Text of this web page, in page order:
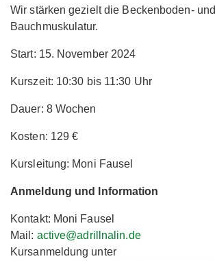
Wir stärken gezielt die Beckenboden- und
Bauchmuskulatur.
Start: 15. November 2024
Kurszeit: 10:30 bis 11:30 Uhr
Dauer: 8 Wochen
Kosten: 129 €
Kursleitung: Moni Fausel
Anmeldung und Information
Kontakt: Moni Fausel
Mail: active@adrillnalin.de
Kursanmeldung unter